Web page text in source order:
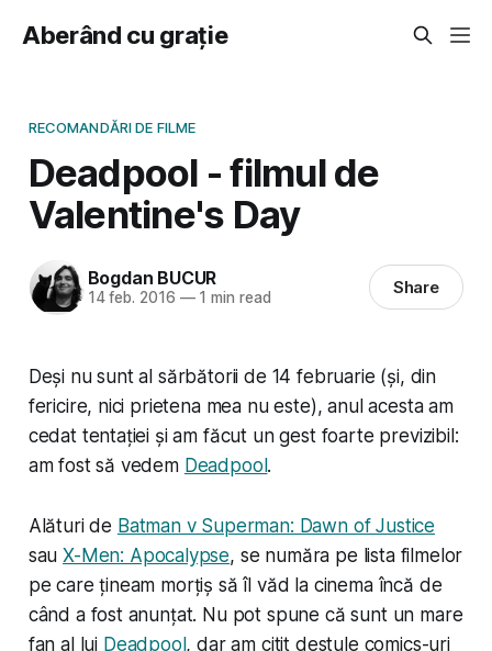
Aberând cu grație
RECOMANDĂRI DE FILME
Deadpool - filmul de
Valentine's Day
Bogdan BUCUR
14 feb. 2016 —1 min read Share
Deși nu sunt al sărbătorii de 14 februarie (și, din
fericire, nici prietena mea nu este), anul acesta am
cedat tentației și am făcut un gest foarte previzibil:
am fost să vedem Deadpool.
Alături de Batman v Superman: Dawn of Justice
sauX-Men: Apocalypse, se număra pe lista filmelor
pe care țineam morțiș să îl văd la cinema încă de
când a fost anunțat. Nu pot spune că sunt un mare
fan al lui Deadpool, dar am citit destule comics-uri